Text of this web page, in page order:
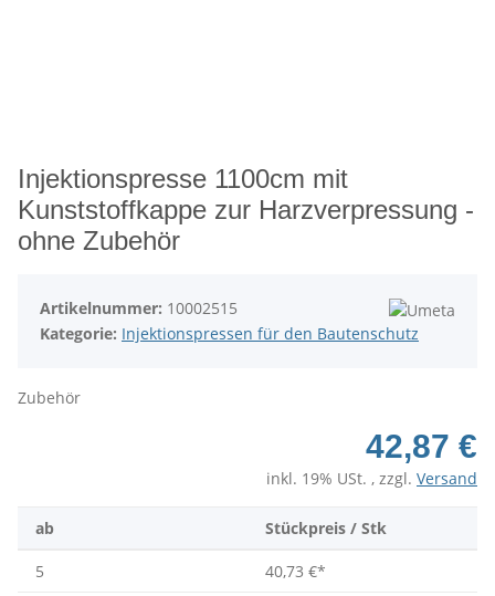
Injektionspresse 1100cm mit
Kunststoffkappe zur Harzverpressung -
ohne Zubehör
Artikelnummer: 10002515
Kategorie: Injektionspressen für den Bautenschutz
Zubehör
42,87 €
inkl. 19% USt. , zzgl. Versand
ab Stückpreis / Stk
5 40,73 €*